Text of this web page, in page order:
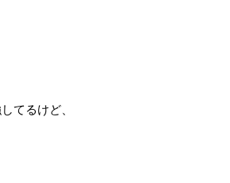
てるけど、